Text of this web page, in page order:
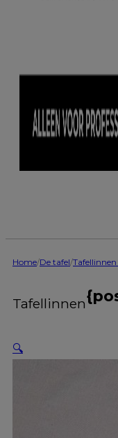
Home/De tafel/
Tafellinnen
🔍